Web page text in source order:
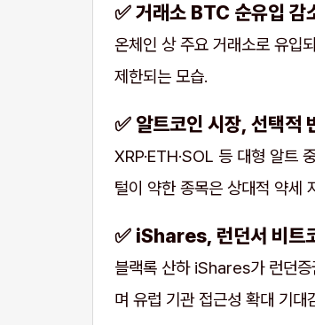
✅ 거래소 BTC 순유입
온체인 상 주요 거래소로 유입
제한되는 모습.
✅ 알트코인 시장, 선택적
XRP·ETH·SOL 등 대형 알트
털이 약한 종목은 상대적 약세
✅ iShares, 런던서 비트
블랙록 산하 iShares가 런던
며 유럽 기관 접근성 확대 기대